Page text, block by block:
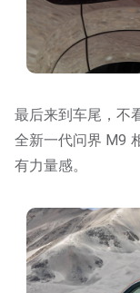
最后来到车尾，不
全新一代问界 M9
有力量感。